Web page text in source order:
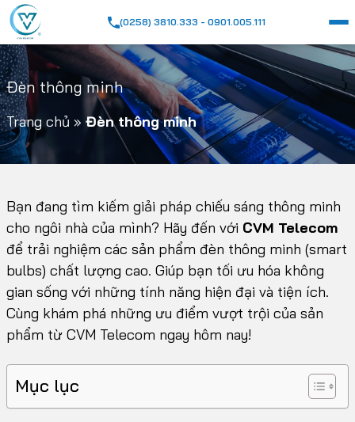
(0258) 3810.333 - 0901.005.111
Đèn thông minh
Trang chủ » Đèn thông minh
Bạn đang tìm kiếm giải pháp chiếu sáng thông minh
cho ngôi nhà của mình? Hãy đến với CVM Telecom
để trải nghiệm các sản phẩm đèn thông minh (smart
bulbs) chất lượng cao. Giúp bạn tối ưu hóa không
gian sống với những tính năng hiện đại và tiện ích.
Cùng khám phá những ưu điểm vượt trội của sản
phẩm từ CVM Telecom ngay hôm nay!
Mục lục